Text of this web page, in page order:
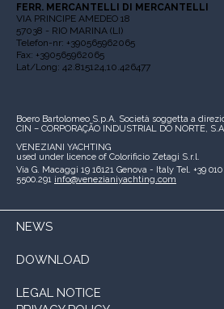
FERR. MERCANTELLI DI MERCANTELLI
VIA PRINCIPE AMEDEO 18
57038 - RIO MARINA (LI)
Telefon-nr: +390565962065
Fax: +390565962065
Lat/Long: 42.815124,10.426477
Boero Bartolomeo S.p.A. Società soggetta a
CIN – CORPORAÇÃO INDUSTRIAL DO NORTE, S.A.
VENEZIANI YACHTING
used under licence of Colorificio Zetagi S.r.l.
Via G. Macaggi 19 16121 Genova - Italy Tel. +39 010
5500.291 info@venezianiyachting.com
NEWS
DOWNLOAD
LEGAL NOTICE